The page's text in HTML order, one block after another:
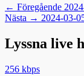
← Föregående
Nästa → Nästa
2024-03-
Lyssna live
256 kbps